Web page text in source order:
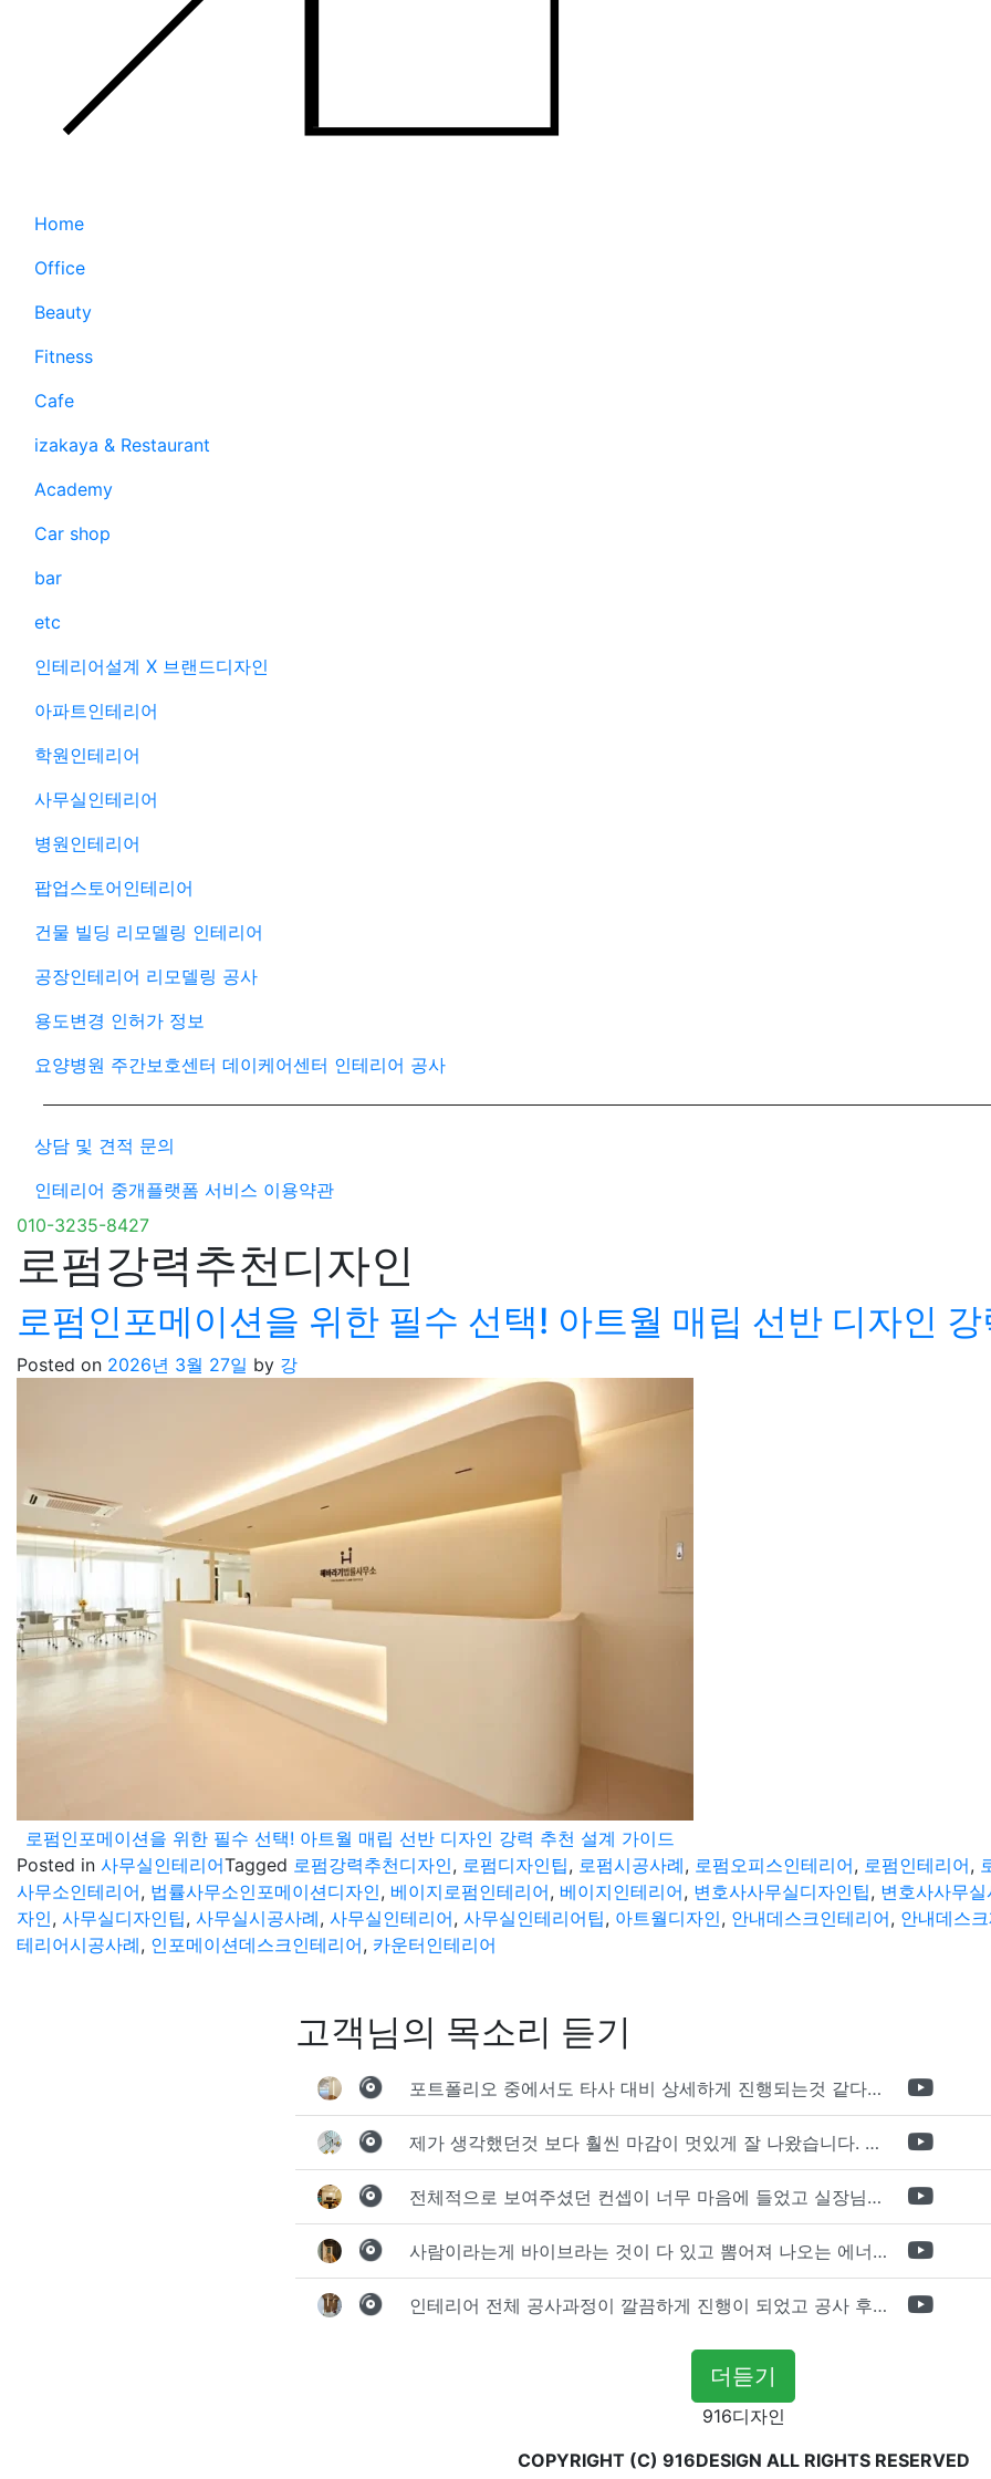
Home
Office
Beauty
Fitness
Cafe
izakaya & Restaurant
Academy
Car shop
bar
etc
인테리어설계 X 브랜드디자인
아파트인테리어
학원인테리어
사무실인테리어
병원인테리어
팝업스토어인테리어
건물 빌딩 리모델링 인테리어
공장인테리어 리모델링 공사
용도변경 인허가 정보
요양병원 주간보호센터 데이케어센터 인테리어 공사
상담 및 견적 문의
인테리어 중개플랫폼 서비스 이용약관
010-3235-8427
로펌강력추천디자인
로펌인포메이션을 위한 필수 선택! 아트월 매립 선반 디자인
Posted on 2026년 3월 27일 by 강
로펌인포메이션을 위한 필수 선택! 아트월 매립 선반 디자인 강력 추천 설계 가이드
Posted in 사무실인테리어Tagged 로펌강력추천디자인, 로펌디자인팁, 로펌시공사례, 로펌오피스인테리어, 로펌인테리어,
사무소인테리어, 법률사무소인포메이션디자인, 베이지로펌인테리어, 베이지인테리어, 변호사사무실디자인팁, 변호사사무실
자인, 사무실디자인팁, 사무실시공사례, 사무실인테리어, 사무실인테리어팁, 아트월디자인, 안내데스크인테리어, 안내데스
테리어시공사례, 인포메이션데스크인테리어, 카운터인테리어
고객님의 목소리 듣기
포트폴리오 중에서도 타사 대비 상세하게 진행되는것 같다는 느낌을 많이 받았습니다. 시공 기반과 디자인기반의 인테리어 회사의 차이점을 알게되었는데 인테리어 디자인 기반의 회사와의 컨텍이 굉장히 만족스러웠습니다.
제가 생각했던것 보다 훨씬 마감이 멋있게 잘 나왔습니다. 바닥 이라던지 벽지색상 그리고 통유리로 추천 해주신것도 참 좋았습니다. 916의 노하우를 잘 살려서 공사는 잘 마무리 된것 같습니다.
전체적으로 보여주셨던 컨셉이 너무 마음에 들었고 실장님께서 개인적으로 만족감 있는 공사를 하고 있다는 느낌이 좋았습니다.
사람이라는게 바이브라는 것이 다 있고 뽐어져 나오는 에너지가 있다고 생각을 합니다. 사람이 가장중요하기 때문에 처음 만났을때 실장님의 에너지가 좋았고 첫인상으로 업체를 선정하게 되었습니다.
인테리어 전체 공사과정이 깔끔하게 진행이 되었고 공사 후 A/S도 빠르게 충실하게 진행을 해주셨습니다.
더듣기
916디자인
COPYRIGHT (C) 916DESIGN ALL RIGHTS RESERVED